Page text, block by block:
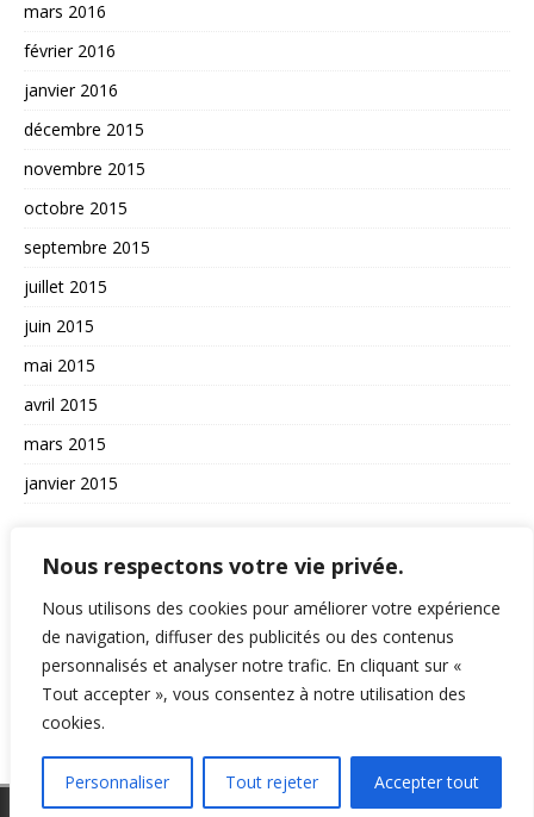
Nous respectons votre vie privée.
Nous utilisons des cookies pour améliorer votre expérience
de navigation, diffuser des publicités ou des contenus
personnalisés et analyser notre trafic. En cliquant sur «
Tout accepter », vous consentez à notre utilisation des
cookies.
Personnaliser Tout rejeter Accepter tout
mars 2016
février 2016
janvier 2016
décembre 2015
novembre 2015
octobre 2015
septembre 2015
juillet 2015
juin 2015
mai 2015
avril 2015
mars 2015
janvier 2015
La vie du site
A propos et contact
Politique de confidentialité
RSS
Copyright © 2026 | Thème WordPress parMH Themes